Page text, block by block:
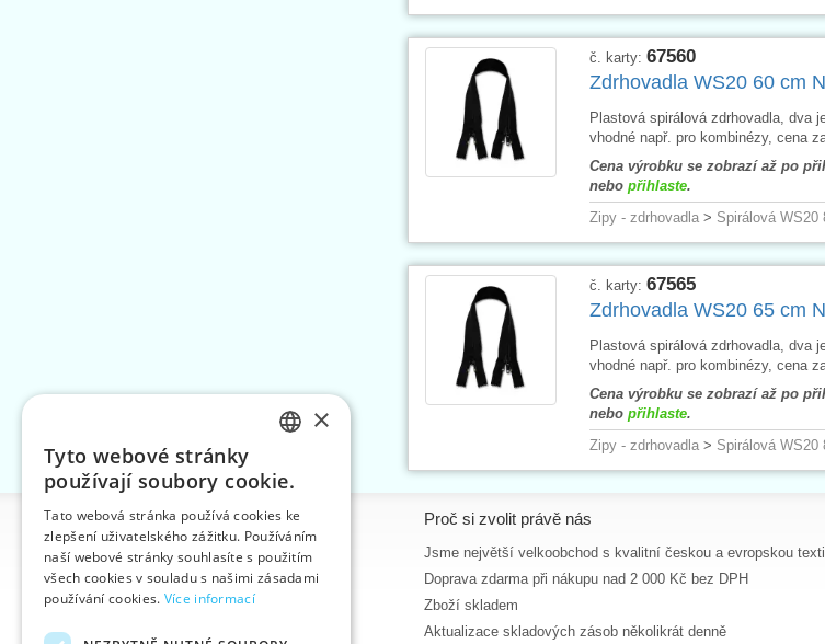
č. karty: 67560
Zdrhovadla WS20 60 cm
Plastová spirálová zdrhovadla, dva
vhodné např. pro kombinézy, cena
Cena výrobku se zobrazí až po
nebo přihlaste.
Zipy - zdrhovadla> Spirálová WS20
č. karty: 67565
Zdrhovadla WS20 65 cm
Plastová spirálová zdrhovadla, dva
vhodné např. pro kombinézy, cena
Cena výrobku se zobrazí až po
nebo přihlaste.
Zipy - zdrhovadla> Spirálová WS20
Informace
Úvodní strana
Kontakt
Mapa stránek
Proč si zvolit právě nás
Jsme největší velkoobchod s kvalitní českou a evropskou
Doprava zdarma při nákupu nad 2 000 Kč bez DPH
Zboží skladem
Aktualizace skladových zásob několikrát denně
ENGLISH
GERMAN
×
Tyto webové stránky
používají soubory cookie.
Tato webová stránka používá cookies ke
zlepšení uživatelského zážitku. Používáním
naší webové stránky souhlasíte s použitím
všech cookies v souladu s našimi zásadami
používání cookies. Více informací